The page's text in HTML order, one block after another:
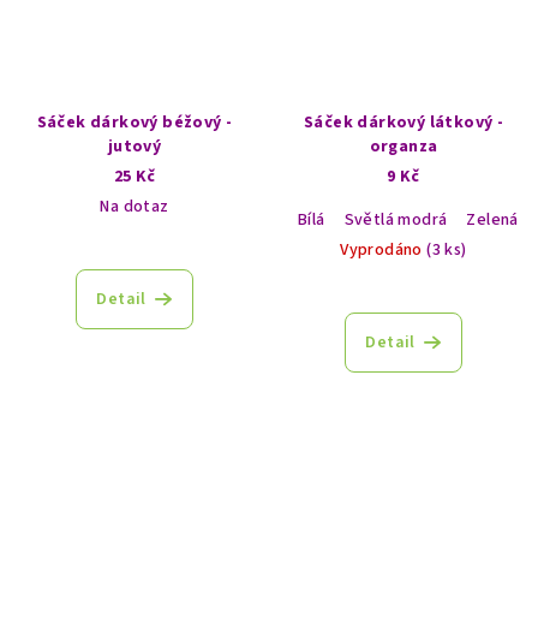
Sáček dárkový béžový -
jutový
25 Kč
Na dotaz
Detail
Sáček dárkový látkový -
organza
9 Kč
Bílá
Světlá modrá Zelená
Vyprodáno(3 ks)
Detail